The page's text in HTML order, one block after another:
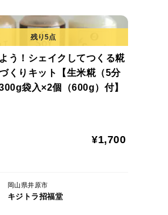
う！シェイクしてつくる糀
くりキット【生米糀（5分
袋入×2個（600g）付】
¥1,700
岡山県井原市
キジトラ招福堂